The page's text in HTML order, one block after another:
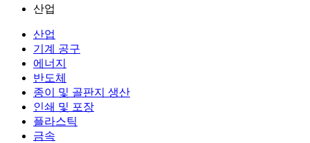
산업
산업
기계 공구
에너지
반도체
종이 및 골판지 생산
인쇄 및 포장
플라스틱
금속